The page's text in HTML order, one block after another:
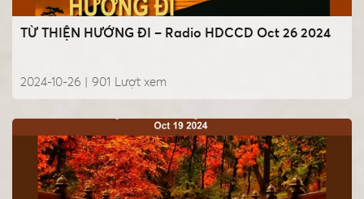
TỪ THIỆN HƯỚNG ĐI – Radio HDCCD Oct 26 2024
2024-10-26 | Lượt xem
901